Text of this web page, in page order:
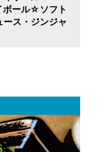
ボール☆ソフト
ス・ジンジャ